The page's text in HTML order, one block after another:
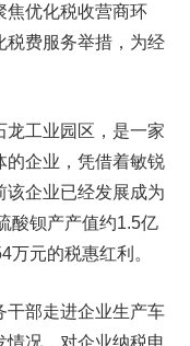
焦优化税收营商环
税费服务举措，为经
龙工业园区，是一家
的企业，凭借着敏锐
该企业已经发展成为
酸钡产产值约1.5亿
元的税惠红利。
干部走进企业生产车
情况，对企业纳税申